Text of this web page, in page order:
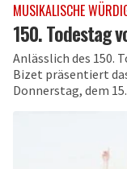
MUSIKALISCHE
150. Todestag
Anlässlich des 150.
Bizet präsentiert
Donnerstag, dem